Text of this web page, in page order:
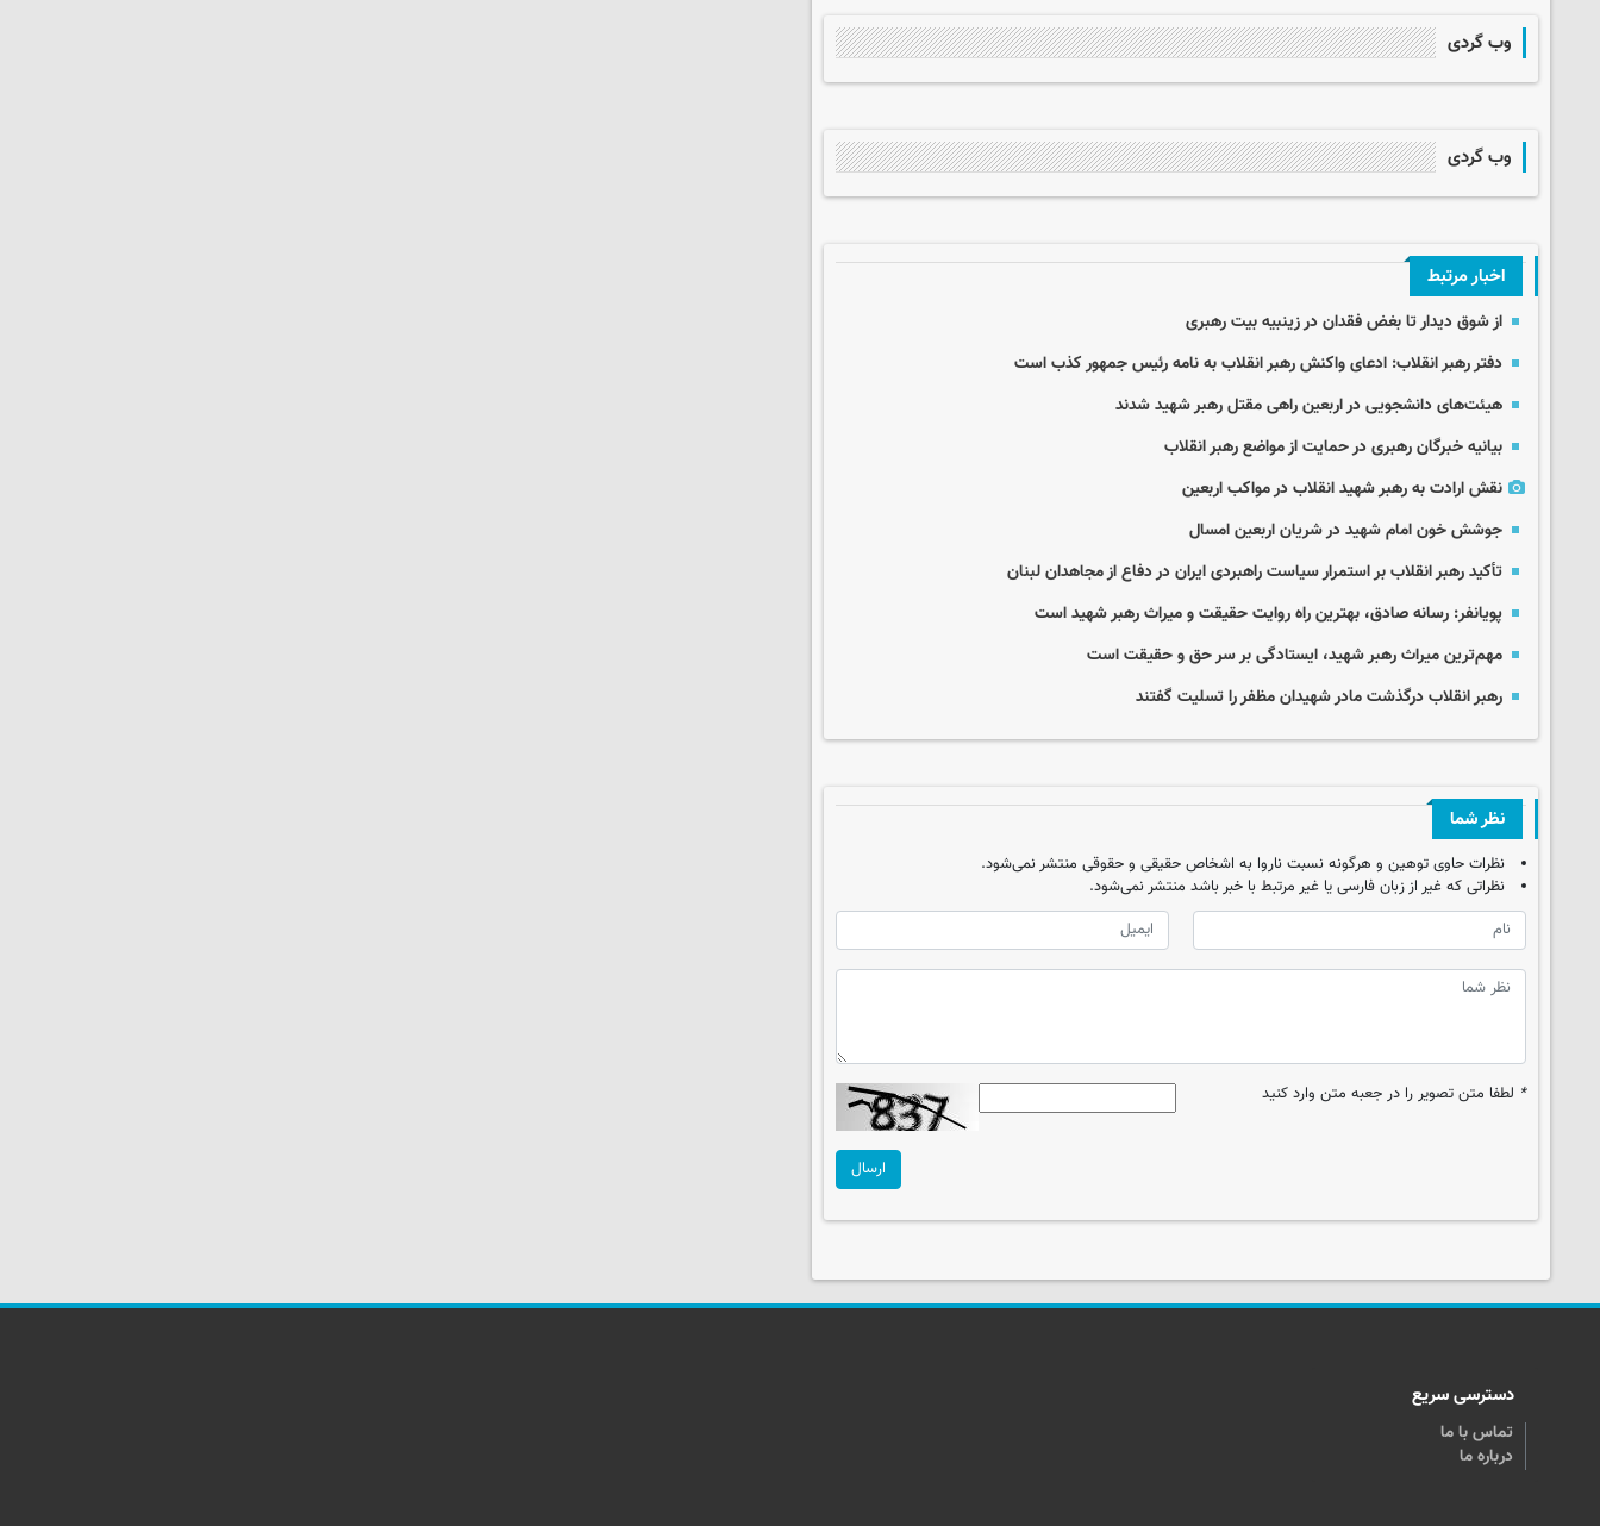
وب گردی
وب گردی
اخبار مرتبط
از شوق دیدار تا بغض فقدان در زینبیه بیت رهبری
دفتر رهبر انقلاب: ادعای واکنش رهبر انقلاب به نامه رئیس جمهور کذب است
هیئت‌های دانشجویی در اربعین راهی مقتل رهبر شهید شدند
بیانیه خبرگان رهبری در حمایت از مواضع رهبر انقلاب
نقش ارادت به رهبر شهید انقلاب در مواکب اربعین
جوشش خون امام شهید در شریان اربعین امسال
تأکید رهبر انقلاب بر استمرار سیاست راهبردی ایران در دفاع از مجاهدان لبنان
پویانفر: رسانه صادق، بهترین راه روایت حقیقت و میراث رهبر شهید است
مهم‌ترین میراث رهبر شهید، ایستادگی بر سر حق و حقیقت است
رهبر انقلاب درگذشت مادر شهیدان مظفر را تسلیت گفتند
نظر شما
نظرات حاوی توهین و هرگونه نسبت ناروا به اشخاص حقیقی و حقوقی منتشر نمی‌شود.
نظراتی که غیر از زبان فارسی یا غیر مرتبط با خبر باشد منتشر نمی‌شود.
* لطفا متن تصویر را در جعبه متن وارد کنید
ارسال
دسترسی سریع
تماس با ما
درباره ما